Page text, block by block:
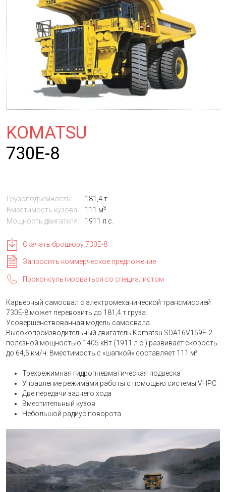
KOMATSU
730E-8
Грузоподъемность:
181,4 т
Вместимость кузова:
111 м3
Мощность двигателя: 1911 л.с.
Скачать брошюру 730E-8
Запросить коммерческое предложение
Проконсультироваться со специалистом
Карьерный самосвал с электромеханической трансмиссией
730E-8 может перевозить до 181,4 т груза.
Усовершенствованная модель самосвала.
Высокопроизводительный двигатель Komatsu SDA16V159E-2
полезной мощностью 1405 кВт (1911 л.с.) развивает скорость
до 64,5 км/ч. Вместимость с «шапкой» составляет 111 м³.
Трехрежимная гидропневматическая подвеска
Управление режимами работы с помощью системы VHPC
Две передачи заднего хода
Вместительный кузов
Небольшой радиус поворота